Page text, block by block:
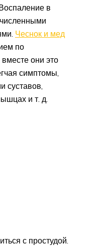
в
Чеснок и мед
по
они это
симптомы,
суставов,
и т. д.
с простудой.